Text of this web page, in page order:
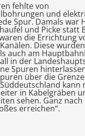
fehlte von
und
Spur. Damals war
und Picke statt
die Errichtung
Diese
auch am
in der
Spuren
über die
kann
in Kabelgräben
sehen. Ganz
erreichen“.